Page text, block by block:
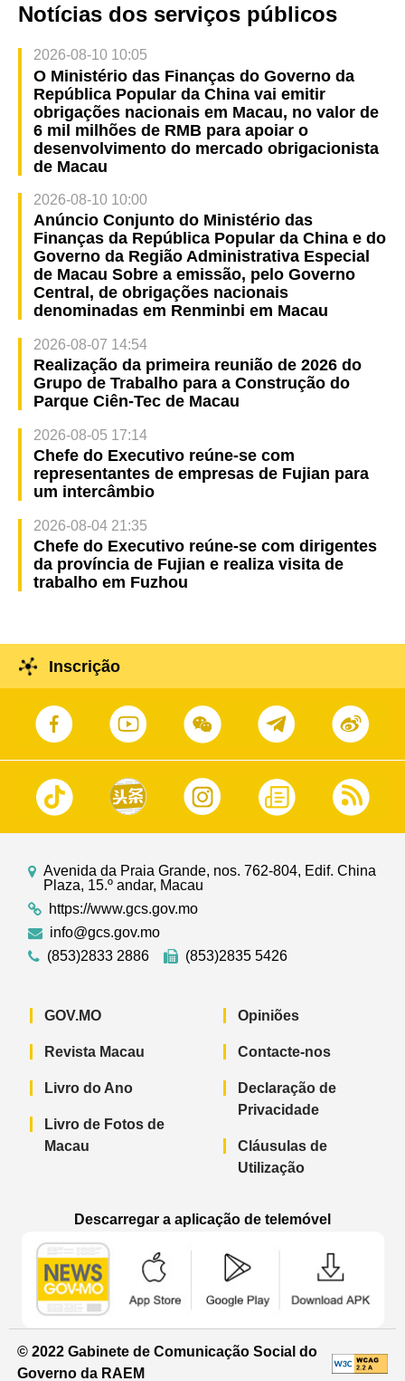
Notícias dos serviços públicos
2026-08-10 10:05
O Ministério das Finanças do Governo da
República Popular da China vai emitir
obrigações nacionais em Macau, no valor de
6 mil milhões de RMB para apoiar o
desenvolvimento do mercado obrigacionista
de Macau
2026-08-10 10:00
Anúncio Conjunto do Ministério das
Finanças da República Popular da China e do
Governo da Região Administrativa Especial
de Macau Sobre a emissão, pelo Governo
Central, de obrigações nacionais
denominadas em Renminbi em Macau
2026-08-07 14:54
Realização da primeira reunião de 2026 do
Grupo de Trabalho para a Construção do
Parque Ciên-Tec de Macau
2026-08-05 17:14
Chefe do Executivo reúne-se com
representantes de empresas de Fujian para
um intercâmbio
2026-08-04 21:35
Chefe do Executivo reúne-se com dirigentes
da província de Fujian e realiza visita de
trabalho em Fuzhou
Inscrição
Avenida da Praia Grande, nos. 762-804, Edif. China
Plaza, 15.º andar, Macau
https://www.gcs.gov.mo
info@gcs.gov.mo
(853)2833 2886
(853)2835 5426
GOV.MO
Revista Macau
Livro do Ano
Livro de Fotos de
Macau
Opiniões
Contacte-nos
Declaração de
Privacidade
Cláusulas de
Utilização
Descarregar a aplicação de telemóvel
© 2022 Gabinete de Comunicação Social do
Governo da RAEM